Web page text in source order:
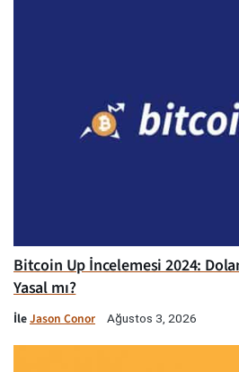
Bitcoin Up İncelemesi 2024:
Yasal mı?
İleJason Conor Ağustos 3, 2026